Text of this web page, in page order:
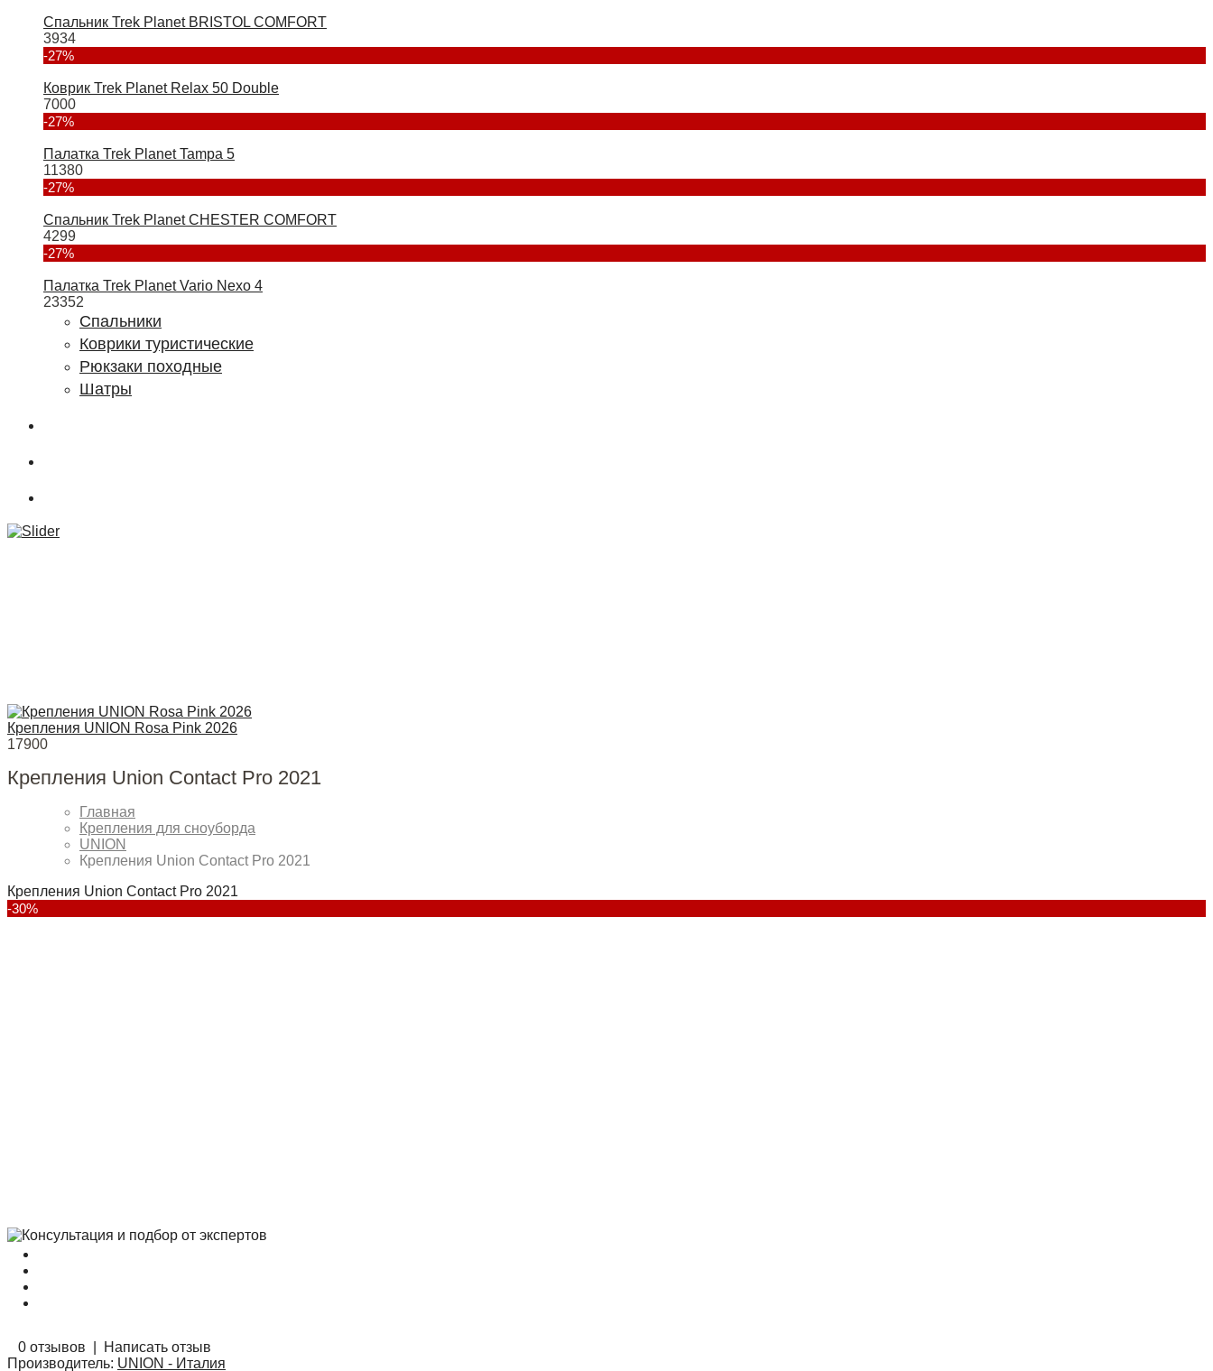
Спальник Trek Planet BRISTOL COMFORT
3934
-27%
Коврик Trek Planet Relax 50 Double
7000
-27%
Палатка Trek Planet Tampa 5
11380
-27%
Спальник Trek Planet CHESTER COMFORT
4299
-27%
Палатка Trek Planet Vario Nexo 4
23352
Спальники
Коврики туристические
Рюкзаки походные
Шатры
Крепления UNION Rosa Pink 2026
17900
Крепления Union Contact Pro 2021
Главная
Крепления для сноуборда
UNION
Крепления Union Contact Pro 2021
Крепления Union Contact Pro 2021
-30%
0 отзывов
Написать отзыв
Производитель: UNION - Италия